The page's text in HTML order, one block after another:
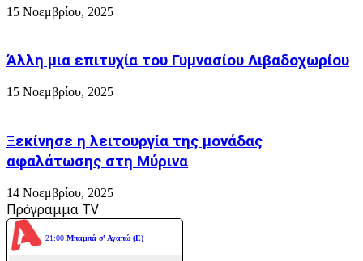
15 Νοεμβρίου, 2025
Άλλη μια επιτυχία του Γυμνασίου Λιβαδοχωρίου
15 Νοεμβρίου, 2025
Ξεκίνησε η λειτουργία της μονάδας
αφαλάτωσης στη Μύρινα
14 Νοεμβρίου, 2025
Πρόγραμμα TV